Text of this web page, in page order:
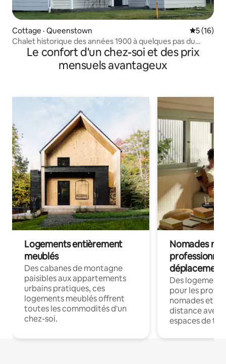
Cottage · Queenstown Note
5 (16)
Chalet historique des années 1900 à quelques pas du
centre-ville
Le confort d'un chez-soi et des prix
mensuels avantageux
Logements entièrement
meublés
Des cabanes de montagne
paisibles aux appartements
urbains pratiques, ces
logements meublés offrent
toutes les commodités d'un
chez-soi.
Nomades
déplacement
Des
pour les
nomades et
distance avec
espaces de